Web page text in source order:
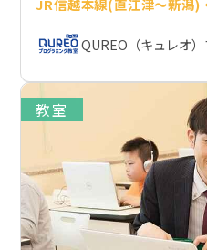
JR信越本線(直江津～新潟)
QUREO（キュレオ
教室